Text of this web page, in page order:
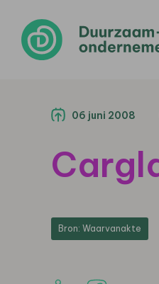
06 juni 2008
Bron: Waarvanakte